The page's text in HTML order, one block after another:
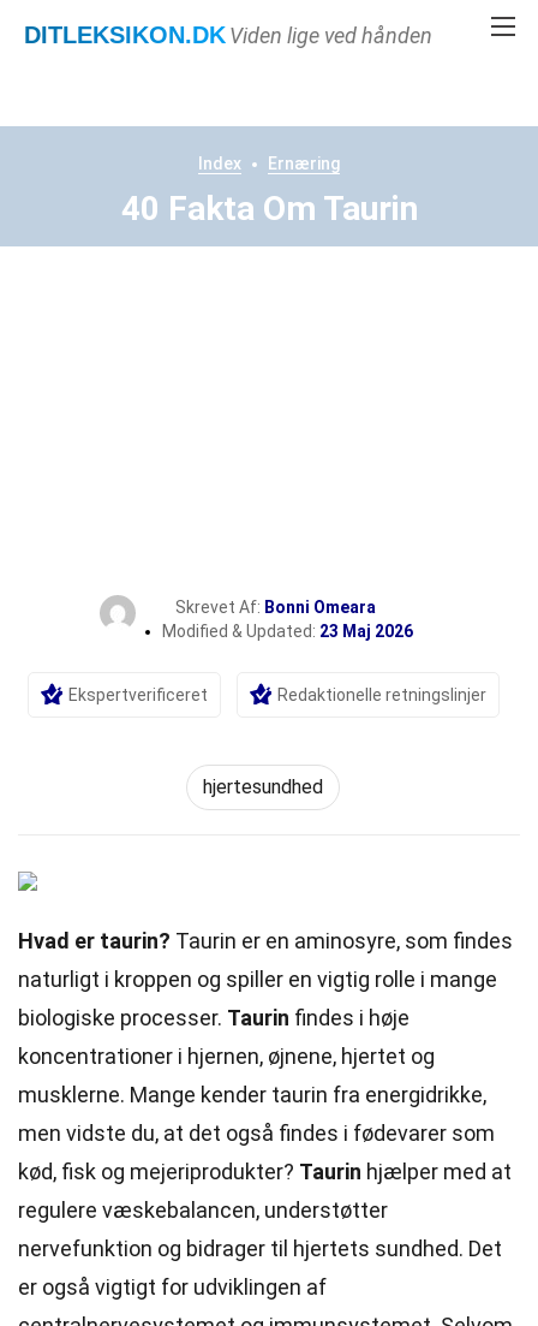
DITLEKSIKON.DKViden lige ved hånden
Index Ernæring
40 Fakta Om Taurin
Skrevet Af: Bonni Omeara
Modified & Updated: 23 Maj 2026
Ekspertverificeret Redaktionelle retningslinjer
hjertesundhed
Hvad er taurin? Taurin er en aminosyre, som findes
naturligt i kroppen og spiller en vigtig rolle i mange
biologiske processer. Taurin findes i høje
koncentrationer i hjernen, øjnene, hjertet og
musklerne. Mange kender taurin fra energidrikke,
men vidste du, at det også findes i fødevarer som
kød, fisk og mejeriprodukter? Taurin hjælper med at
regulere væskebalancen, understøtter
nervefunktion og bidrager til hjertets sundhed. Det
er også vigtigt for udviklingen af